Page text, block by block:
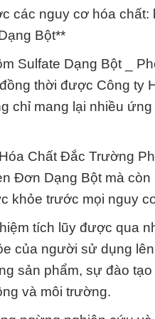
các nguy cơ hóa
Bột**
Sulfate Dạng Bột _
thời được Công ty
chỉ mang lại nhiều
Chất Đắc Trường
Đơn Dạng Bột mà
khỏe trước mọi nguy
tích lũy được qua
của người sử dụng
sản phẩm, sự đào
và môi trường.